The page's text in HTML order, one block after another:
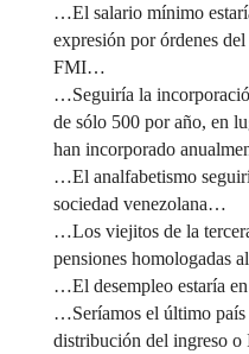
…El salario mínimo
expresión por órdenes
FMI…
…Seguiría la
de sólo 500 por año, en
han incorporado
…El analfabetismo
sociedad venezolana…
…Los viejitos de la
pensiones homologadas
…El desempleo estaría
…Seríamos el último
distribución del ingreso